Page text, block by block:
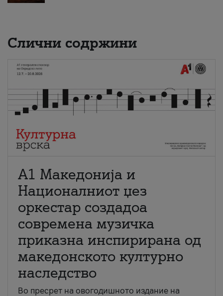
Слични содржини
А1 Македонија и
Националниот џез
оркестар создадоа
современа музичка
приказна инспирирана од
македонското културно
наследство
Во пресрет на овогодишното издание на